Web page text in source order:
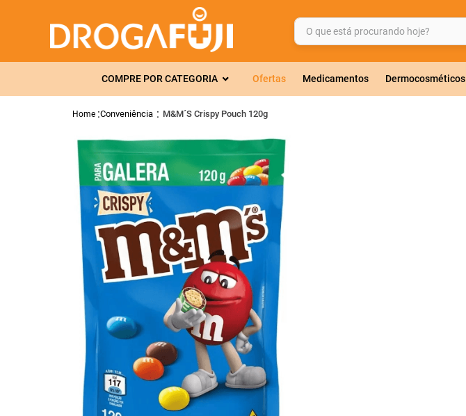
O que está procurando hoje?
COMPRE POR CATEGORIA Ofertas Medicamentos Dermocosméticos
Conveniência M&M´S Crispy Pouch 120g
TERMOS MAIS BUSCADOS
2º
gelmax
3
mounjaro
rosuvastatina 20mg
5º
protetor solar
6º
shampoo
7 º
dipirona
8º
9º
lola
10
fraldas geriátricas